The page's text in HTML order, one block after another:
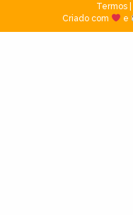
Termos|
Criado com
e